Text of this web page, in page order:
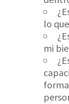
lo
mi